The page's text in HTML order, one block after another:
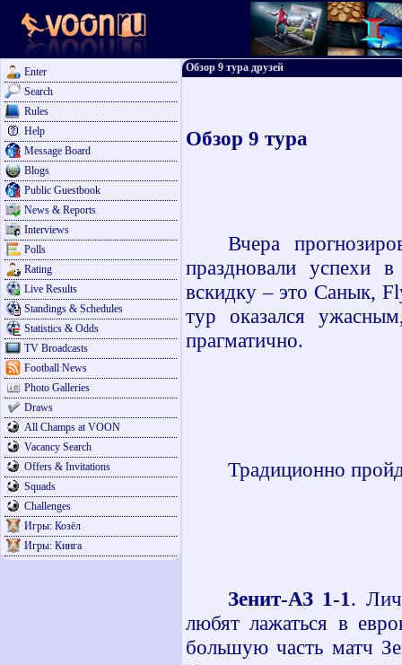
Enter
Search
Rules
Help
Message Board
Blogs
Public Guestbook
News & Reports
Interviews
Polls
Rating
Live Results
Standings & Schedules
Statistics & Odds
TV Broadcasts
Football News
Photo Galleries
Draws
All Champs at VOON
Vacancy Search
Offers & Invitations
Squads
Challenges
Игры: Козёл
Игры: Кинга
Обзор 9 тура друзей
Обзор 9 тура
Вчера
праздновали успехи
вскидку – это Санык,
тур оказался
прагматично.
Традиционно
Зенит-АЗ 1-1.
любят лажаться в
большую часть матч